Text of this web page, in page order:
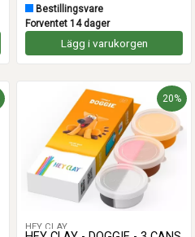
BRACHIOSAURUS
Bestillingsvare
Forventet 14 dager
Lägg i varukorgen
20%
HEY CLAY